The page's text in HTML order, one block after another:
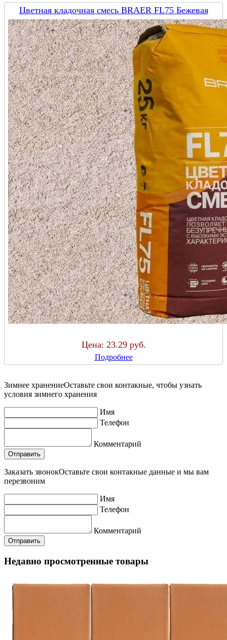
Цветная кладочная смесь BRAER FL75 Бежевая
Цена: 23.29 руб.
Подробнее
Зимнее хранениеОставьте свои контакные, чтобы узнать
условия зимнего хранения
Имя
Телефон
Комментарий
Заказать звонокОставьте свои контакные данные и мы вам
перезвоним
Имя
Телефон
Комментарий
Недавно просмотренные товары